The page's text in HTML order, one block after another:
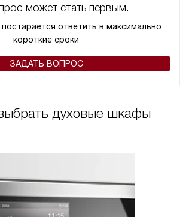
может стать первым.
ответить в максимально
короткие сроки
ЗАДАТЬ ВОПРОС
духовые шкафы